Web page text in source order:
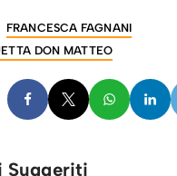
FRANCESCA FAGNANI
DON MATTEO
Suggeriti